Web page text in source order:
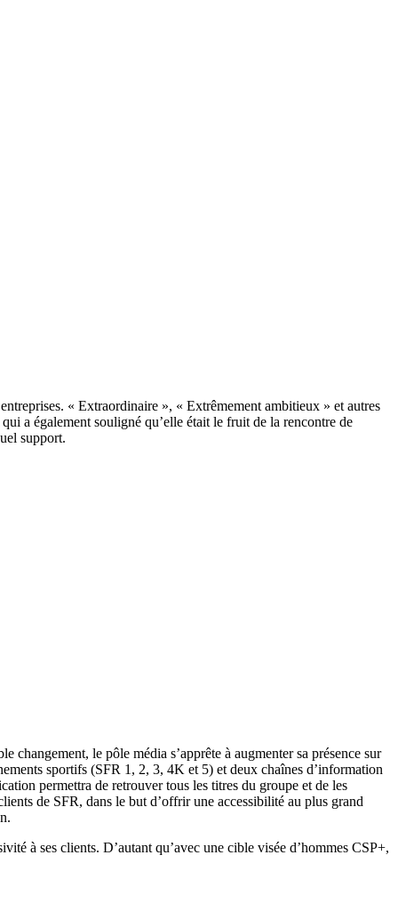
« Extraordinaire », « Extrêmement ambitieux » et autres
a également souligné qu’elle était le fruit de la rencontre de
support.
le pôle média s’apprête à augmenter sa présence sur
sportifs (SFR 1, 2, 3, 4K et 5) et deux chaînes d’information
permettra de retrouver tous les titres du groupe et de les
de SFR, dans le but d’offrir une accessibilité au plus grand
à ses clients. D’autant qu’avec une cible visée d’hommes CSP+,